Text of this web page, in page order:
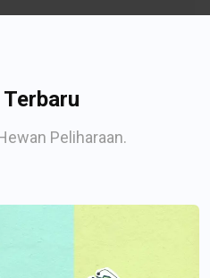
Peliharaan.